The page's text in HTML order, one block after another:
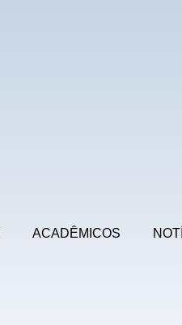
ACADÊMICOS